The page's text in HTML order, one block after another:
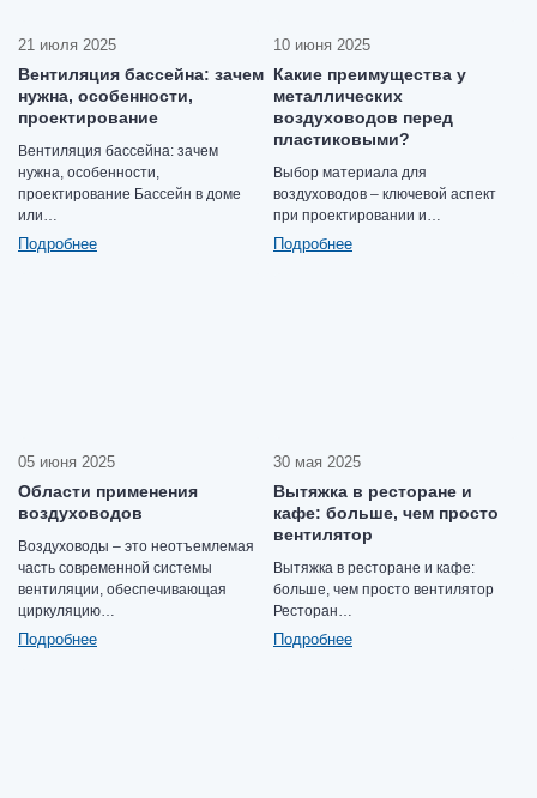
21 июля 2025
Вентиляция бассейна: зачем
нужна, особенности,
проектирование
Вентиляция бассейна: зачем
нужна, особенности,
проектирование Бассейн в доме
или…
Подробнее
10 июня 2025
Какие преимущества у
металлических
воздуховодов перед
пластиковыми?
Выбор материала для
воздуховодов – ключевой аспект
при проектировании и…
Подробнее
05 июня 2025
Области применения
воздуховодов
Воздуховоды – это неотъемлемая
часть современной системы
вентиляции, обеспечивающая
циркуляцию…
Подробнее
30 мая 2025
Вытяжка в ресторане и
кафе: больше, чем просто
вентилятор
Вытяжка в ресторане и кафе:
больше, чем просто вентилятор
Ресторан…
Подробнее